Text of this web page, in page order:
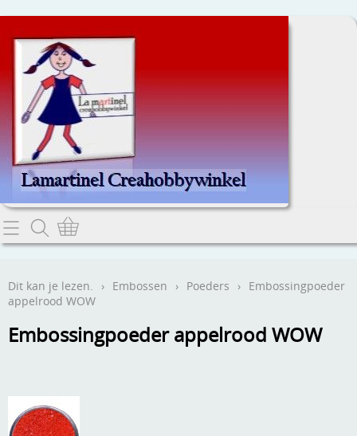
Home
Contact
Webwinkel
Aanbiedingen
Verzend - en verpakkingsk
Dit kan je lezen. › Embossen › Poeders › Embossingpoeder
appelrood WOW
Embossingpoeder appelrood WOW